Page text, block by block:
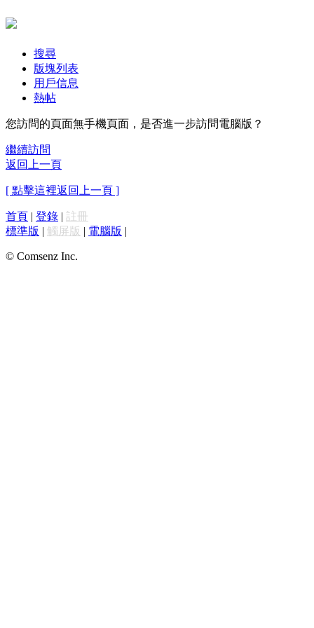
搜尋
版塊列表
用戶信息
熱帖
您訪問的頁面無手機頁面，是否進一步訪問電腦版？
繼續訪問
返回上一頁
[ 點擊這裡返回上一頁 ]
首頁 | 登錄 | 註冊
標準版 | 觸屏版 | 電腦版 |
© Comsenz Inc.